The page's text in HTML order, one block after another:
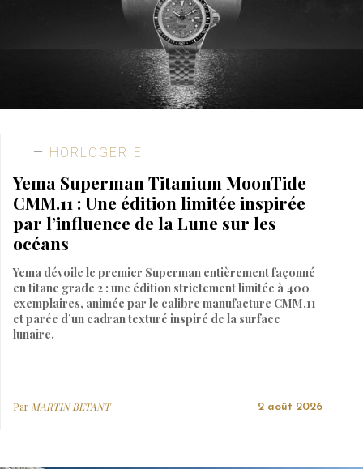
HORLOGERIE
Yema Superman Titanium MoonTide
CMM.11 : Une édition limitée inspirée
par l’influence de la Lune sur les
océans
Yema dévoile le premier Superman entièrement façonné
en titane grade 2 : une édition strictement limitée à 400
exemplaires, animée par le calibre manufacture CMM.11
et parée d’un cadran texturé inspiré de la surface
lunaire.
ParMARTIN BETANT 2 août 2026